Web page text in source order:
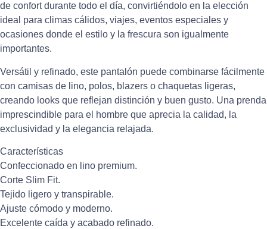
de confort durante todo el día, convirtiéndolo en la elección
ideal para climas cálidos, viajes, eventos especiales y
ocasiones donde el estilo y la frescura son igualmente
importantes.
Versátil y refinado, este pantalón puede combinarse fácilmente
con camisas de lino, polos, blazers o chaquetas ligeras,
creando looks que reflejan distinción y buen gusto. Una prenda
imprescindible para el hombre que aprecia la calidad, la
exclusividad y la elegancia relajada.
Características
Confeccionado en lino premium.
Corte Slim Fit.
Tejido ligero y transpirable.
Ajuste cómodo y moderno.
Excelente caída y acabado refinado.